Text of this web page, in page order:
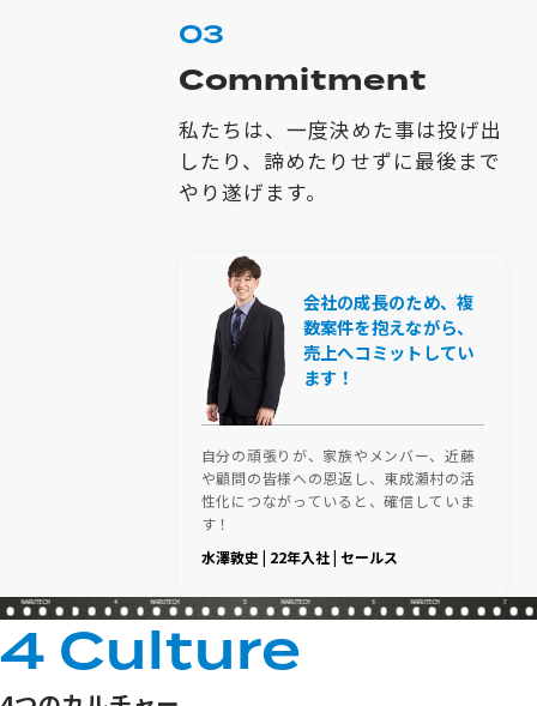
03
Commitment
私たちは、一度決めた事は投げ出
したり、諦めたりせずに最後まで
やり遂げます。
会社の成長のため、複
数案件を抱えながら、
売上へコミットしてい
ます！
自分の頑張りが、家族やメンバー、近藤
や顧問の皆様への恩返し、東成瀬村の活
性化につながっていると、確信していま
す！
水澤敦史 | 22年入社 | セールス
4 Culture